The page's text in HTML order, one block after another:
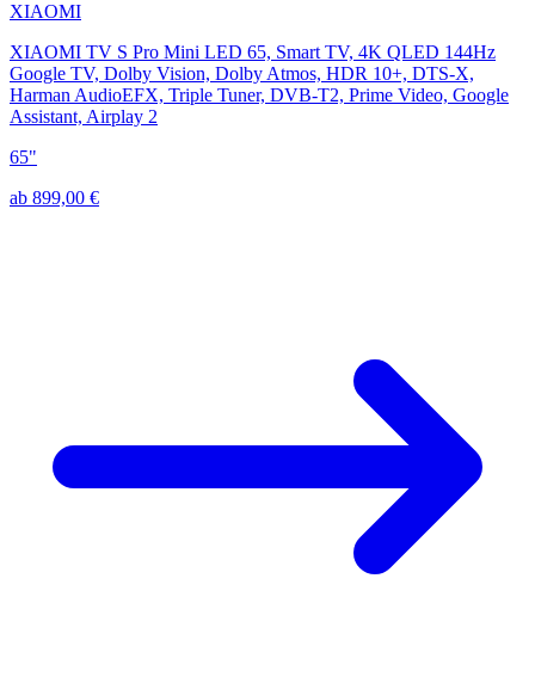
XIAOMI
XIAOMI TV S Pro Mini LED 65, Smart TV, 4K QLED 144Hz
Google TV, Dolby Vision, Dolby Atmos, HDR 10+, DTS-X,
Harman AudioEFX, Triple Tuner, DVB-T2, Prime Video, Google
Assistant, Airplay 2
65"
ab 899,00 €